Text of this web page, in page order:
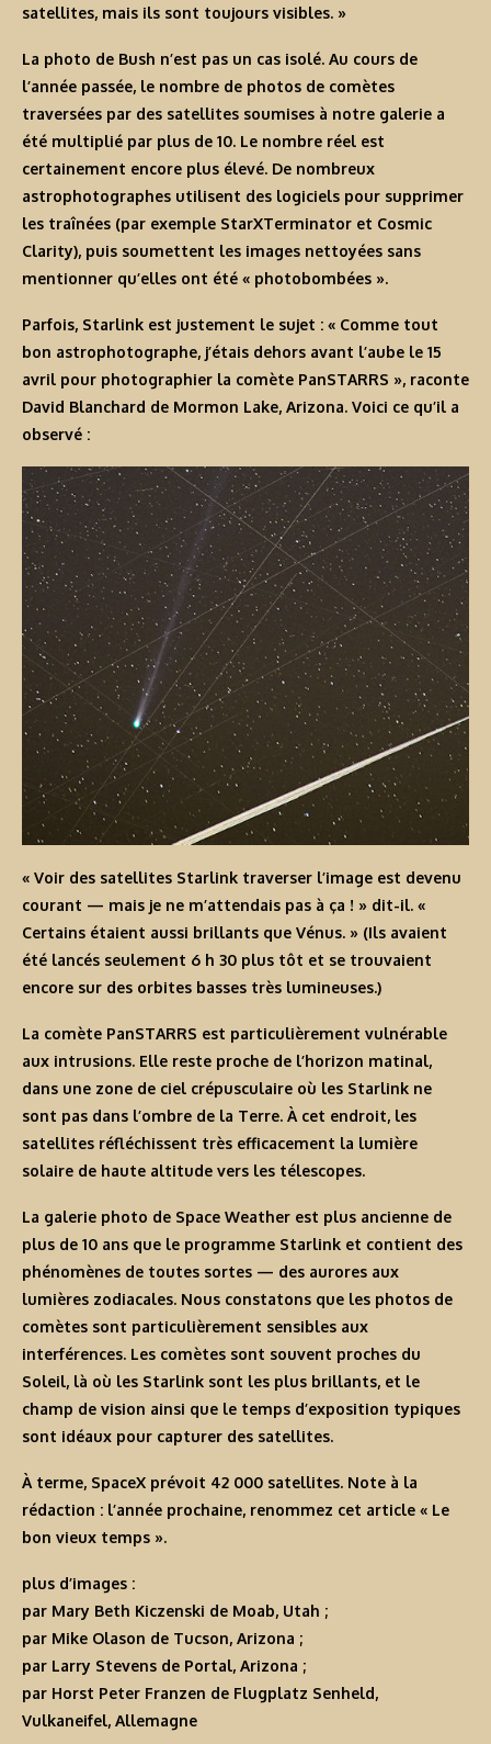
satellites, mais ils sont toujours visibles. »
La photo de Bush n’est pas un cas isolé. Au cours de
l’année passée, le nombre de photos de comètes
traversées par des satellites soumises à notre galerie a
été multiplié par plus de 10. Le nombre réel est
certainement encore plus élevé. De nombreux
astrophotographes utilisent des logiciels pour supprimer
les traînées (par exemple StarXTerminator et Cosmic
Clarity), puis soumettent les images nettoyées sans
mentionner qu’elles ont été « photobombées ».
Parfois, Starlink est justement le sujet : « Comme tout
bon astrophotographe, j’étais dehors avant l’aube le 15
avril pour photographier la comète PanSTARRS », raconte
David Blanchard de Mormon Lake, Arizona. Voici ce qu’il a
observé :
« Voir des satellites Starlink traverser l’image est devenu
courant — mais je ne m’attendais pas à ça ! » dit-il. «
Certains étaient aussi brillants que Vénus. » (Ils avaient
été lancés seulement 6 h 30 plus tôt et se trouvaient
encore sur des orbites basses très lumineuses.)
La comète PanSTARRS est particulièrement vulnérable
aux intrusions. Elle reste proche de l’horizon matinal,
dans une zone de ciel crépusculaire où les Starlink ne
sont pas dans l’ombre de la Terre. À cet endroit, les
satellites réfléchissent très efficacement la lumière
solaire de haute altitude vers les télescopes.
La galerie photo de Space Weather est plus ancienne de
plus de 10 ans que le programme Starlink et contient des
phénomènes de toutes sortes — des aurores aux
lumières zodiacales. Nous constatons que les photos de
comètes sont particulièrement sensibles aux
interférences. Les comètes sont souvent proches du
Soleil, là où les Starlink sont les plus brillants, et le
champ de vision ainsi que le temps d’exposition typiques
sont idéaux pour capturer des satellites.
À terme, SpaceX prévoit 42 000 satellites. Note à la
rédaction : l’année prochaine, renommez cet article « Le
bon vieux temps ».
plus d’images :
par Mary Beth Kiczenski de Moab, Utah ;
par Mike Olason de Tucson, Arizona ;
par Larry Stevens de Portal, Arizona ;
par Horst Peter Franzen de Flugplatz Senheld,
Vulkaneifel, Allemagne